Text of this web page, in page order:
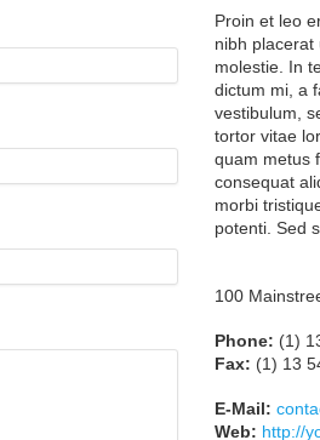
Proin et leo
nibh placerat
molestie. In
dictum mi, a
vestibulum,
tortor vitae
quam metus
consequat
morbi
potenti. Sed
100
Phone: (1)
Fax: (1) 13
E-Mail:
Web: http://